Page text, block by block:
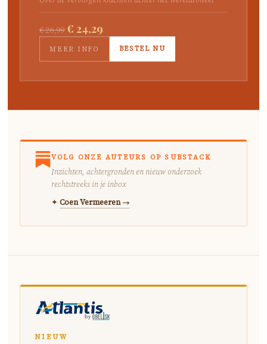
€ 26,99 € 24,29
MEER INFO BESTEL NU
VOLG ONZE AUTEURS OP SUBSTACK
Inzichten, achtergronden en nieuw onderzoek
rechtstreeks in je inbox
✦Coen Vermeeren →
NIEUW